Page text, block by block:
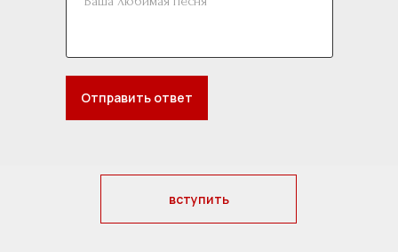
Отправить ответ
вступить